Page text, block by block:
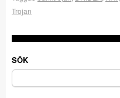
Trojan
SÖK
Sök
efter: